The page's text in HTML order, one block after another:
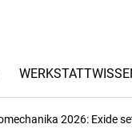
2026: Exide